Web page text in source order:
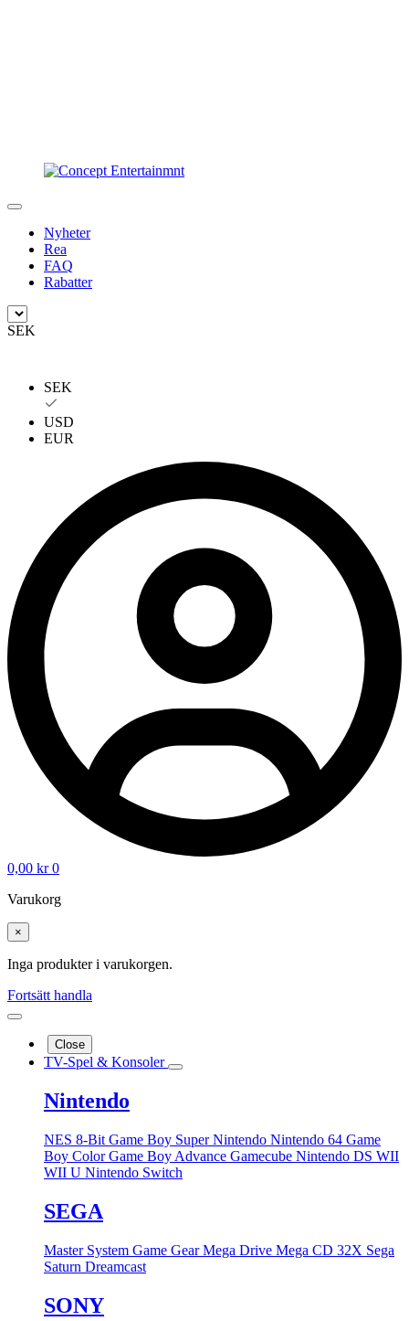
Nyheter
Rea
FAQ
Rabatter
SEK
SEK
USD
EUR
0,00 kr 0
Varukorg
×
Inga produkter i varukorgen.
Fortsätt handla
Close
TV-Spel & Konsoler
Nintendo
NES 8-Bit Game Boy Super Nintendo Nintendo 64 Game
Boy ColorGame Boy Advance Gamecube Nintendo DS WII
WII U Nintendo Switch
SEGA
Master System Game GearMega Drive Mega CD 32X Sega
Saturn Dreamcast
SONY